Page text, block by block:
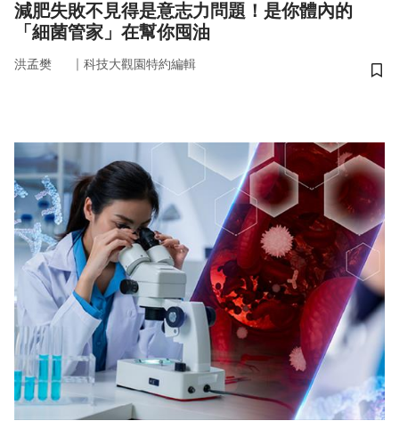
減肥失敗不見得是意志力問題！是你體內的
「細菌管家」在幫你囤油
洪孟樊 ｜ 科技大觀園特約編輯
儲